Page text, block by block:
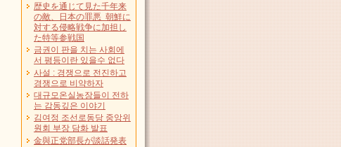
歴史を通じて見た千年来
の敵、日本の罪悪 朝鮮に
対する侵略戦争に加担し
た特等参戦国
금권이 판을 치는 사회에
서 평등이란 있을수 없다
사설 : 경쟁으로 전진하고
경쟁으로 비약하자
대규모온실농장들이 전하
는 감동깊은 이야기
김여정 조선로동당 중앙위
원회 부장 담화 발표
金與正党部長が談話発表